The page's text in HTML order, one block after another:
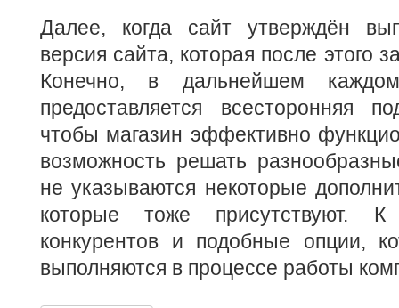
Далее, когда сайт утверждён
версия сайта, которая после этого
Конечно, в дальнейшем
предоставляется всесторонняя
чтобы магазин эффективно
возможность решать
не указываются некоторые
которые тоже присутствуют.
конкурентов и подобные опции,
выполняются в процессе работы